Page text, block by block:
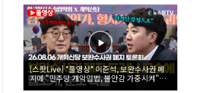
[스팟Live] *풀영상* 이준석, 보완수사권 폐
지에 "민주당 개악입법, 불안감 가중시켜"｜
26.08.06 개혁신당 보완수사권 폐지 토론회